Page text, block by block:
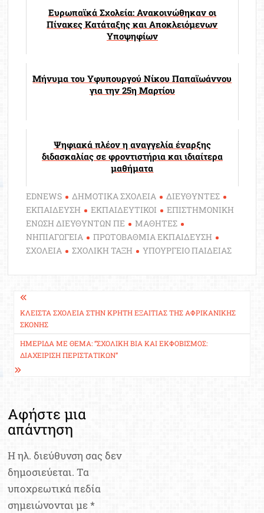
Ευρωπαϊκά Σχολεία: Ανακοινώθηκαν οι
Πίνακες Κατάταξης και Αποκλειόμενων
Υποψηφίων
Μήνυμα του Υφυπουργού Νίκου Παπαϊωάννου
για την 25η Μαρτίου
Ψηφιακά πλέον η αναγγελία έναρξης
διδασκαλίας σε φροντιστήρια και ιδιαίτερα
μαθήματα
EDNEWS ΔΗΜΟΤΙΚΑ ΣΧΟΛΕΙΑ
ΔΙΕΥΘΥΝΤΕΣ
ΕΚΠΑΙΔΕΥΣΗ
ΕΚΠΑΙΔΕΥΤΙΚΟΙ
ΕΠΙΣΤΗΜΟΝΙΚΗ
ΕΝΩΣΗ ΔΙΕΥΘΥΝΤΩΝ ΠΕ
ΜΑΘΗΤΕΣ
ΝΗΠΙΑΓΩΓΕΙΑ
ΠΡΩΤΟΒΑΘΜΙΑ ΕΚΠΑΙΔΕΥΣΗ
ΣΧΟΛΕΙΑ
ΣΧΟΛΙΚΗ ΤΑΞΗ ΥΠΟΥΡΓΕΙΟ ΠΑΙΔΕΙΑΣ
Πλοήγηση
άρθρων
ΚΛΕΙΣΤΆ ΣΧΟΛΕΊΑ ΣΤΗΝ ΚΡΉΤΗ ΕΞΑΙΤΊΑΣ ΤΗΣ ΑΦΡΙΚΑΝΙΚΉΣ
ΣΚΌΝΗΣ
ΗΜΕΡΊΔΑ ΜΕ ΘΈΜΑ: “ΣΧΟΛΙΚΉ ΒΊΑ ΚΑΙ ΕΚΦΟΒΙΣΜΌΣ:
ΔΙΑΧΕΊΡΙΣΗ ΠΕΡΙΣΤΑΤΙΚΏΝ”
Αφήστε μια
απάντηση
Η ηλ. διεύθυνση σας δεν
δημοσιεύεται. Τα
υποχρεωτικά πεδία
σημειώνονται με*